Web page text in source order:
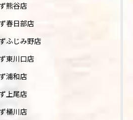
熊谷店
春日部店
ふじみ野店
東川口店
浦和店
上尾店
桶川店